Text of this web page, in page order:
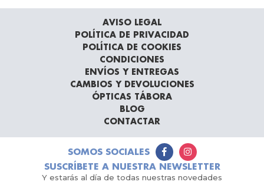
AVISO LEGAL
POLÍTICA DE PRIVACIDAD
POLÍTICA DE COOKIES
CONDICIONES
ENVÍOS Y ENTREGAS
CAMBIOS Y DEVOLUCIONES
ÓPTICAS TÁBORA
BLOG
CONTACTAR
SOMOS SOCIALES
SUSCRÍBETE A NUESTRA NEWSLETTER
Y estarás al día de todas nuestras novedades